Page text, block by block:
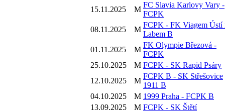
15.11.2025
M
FC Slavia Karlovy Vary -
FCPK
08.11.2025
M
FCPK - FK Viagem Ústí
Labem B
01.11.2025
M
FK Olympie Březová -
FCPK
25.10.2025
M FCPK - SK Rapid Psáry
12.10.2025
M
FCPK B - SK Střešovice
1911 B
04.10.2025
M 1999 Praha - FCPK B
13.09.2025
M FCPK - SK Štětí